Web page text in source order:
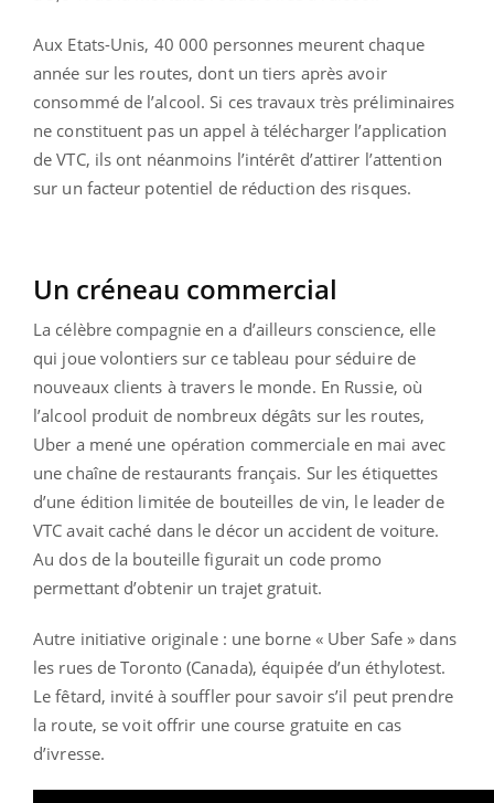
Aux Etats-Unis, 40 000 personnes meurent chaque
année sur les routes, dont un tiers après avoir
consommé de l’alcool. Si ces travaux très préliminaires
ne constituent pas un appel à télécharger l’application
de VTC, ils ont néanmoins l’intérêt d’attirer l’attention
sur un facteur potentiel de réduction des risques.
Un créneau commercial
La célèbre compagnie en a d’ailleurs conscience, elle
qui joue volontiers sur ce tableau pour séduire de
nouveaux clients à travers le monde. En Russie, où
l’alcool produit de nombreux dégâts sur les routes,
Uber a mené une opération commerciale en mai avec
une chaîne de restaurants français. Sur les étiquettes
d’une édition limitée de bouteilles de vin, le leader de
VTC avait caché dans le décor un accident de voiture.
Au dos de la bouteille figurait un code promo
permettant d’obtenir un trajet gratuit.
Autre initiative originale : une borne « Uber Safe » dans
les rues de Toronto (Canada), équipée d’un éthylotest.
Le fêtard, invité à souffler pour savoir s’il peut prendre
la route, se voit offrir une course gratuite en cas
d’ivresse.